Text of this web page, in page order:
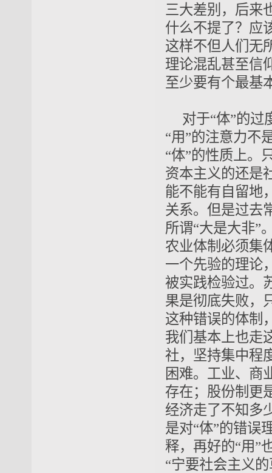
三大差别 ，后来
什么不提了？应
这样不但人们无
理论混乱甚至信
至少要有个最基
对于“体”的过
“用”的注意力不
“体”的性质上。
资本主义的还是
能不能有自留地
关系。但是过去
所谓“大是大非”
农业体制必须集
一个先验的理论
被实践检验过。
果是彻底失败，
这种错误的体制
我们基本上也走
社，坚持集中程
困难。 工业、商
存在；股份制更
经济走了不知多
是对“体”的错误
释，再好的“用”
“宁要社会主义